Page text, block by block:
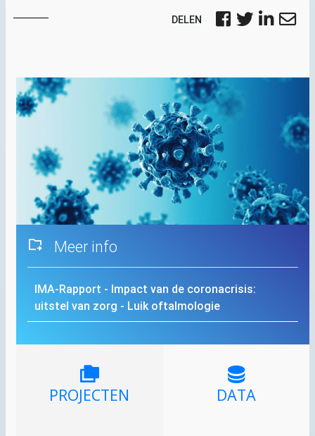
DELEN
Meer info
IMA-Rapport - Impact van de coronacrisis:
uitstel van zorg - Luik oftalmologie
PROJECTEN DATA